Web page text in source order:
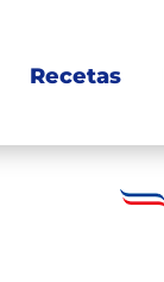
Recetas